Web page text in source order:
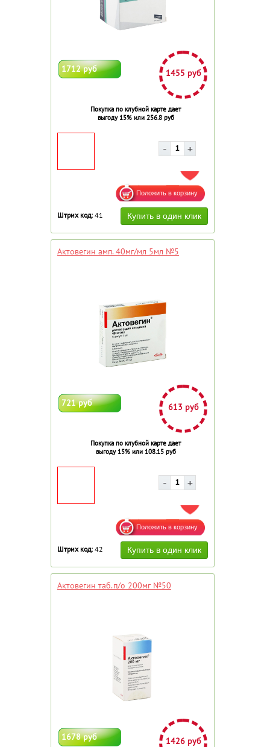
1712 руб 1455 руб
Покупка по клубной карте дает
выгоду 15% или 256.8 руб
ДОБАВИТЬ В ИЗБРАННОЕ
Штрих код: 41
Актовегин амп. 40мг/мл 5мл №5
721 руб 613 руб
Покупка по клубной карте дает
выгоду 15% или 108.15 руб
ДОБАВИТЬ В ИЗБРАННОЕ
Штрих код: 42
Актовегин таб.п/о 200мг №50
1678 руб 1426 руб